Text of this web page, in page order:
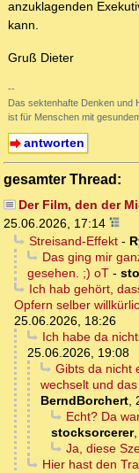
anzuklagenden
kann.
Gruß Dieter
--
Das sektenhafte Denken und
ist für Menschen mit
antworten
gesamter Thread:
Der Film, den der
25.06.2026, 17:14
Streisand-Effekt-
Das ging mir
gesehen. ;) oT -
Ich hab gehört,
Opfern selber
25.06.2026, 18:26
Ich habe da
25.06.2026, 19:08
Gibts da nicht
wechselt und
BerndBorchert,
Echt? Da
stocksorcerer,
Ja, diese
Hier hast den